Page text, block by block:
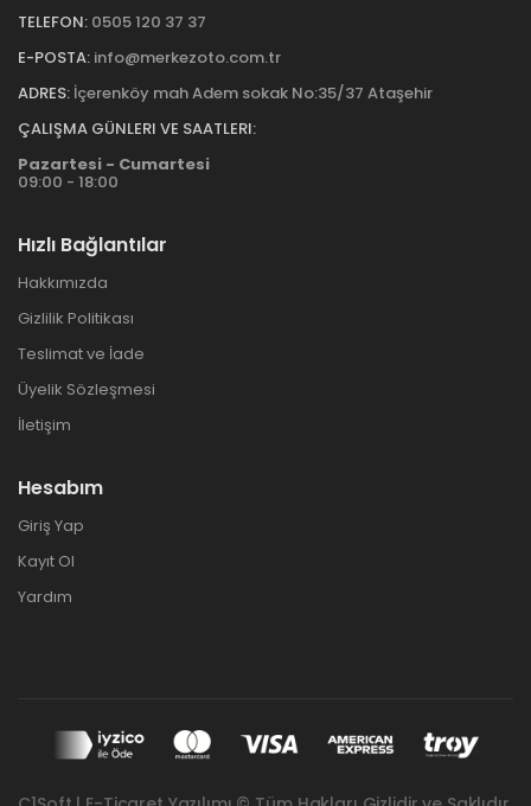
TELEFON: 0505 120 37 37
E-POSTA: info@merkezoto.com.tr
ADRES: İçerenköy mah Adem sokak No:35/37 Ataşehir
ÇALIŞMA GÜNLERI VE SAATLERI:
Pazartesi - Cumartesi
09:00 - 18:00
Hızlı Bağlantılar
Hakkımızda
Gizlilik Politikası
Teslimat ve İade
Üyelik Sözleşmesi
İletişim
Hesabım
Giriş Yap
Kayıt Ol
Yardım